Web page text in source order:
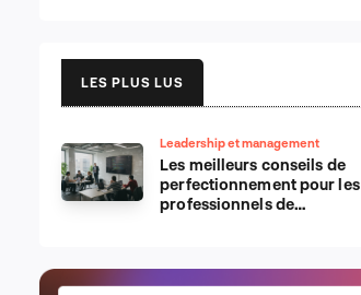
LES PLUS LUS
Leadership et management
Les meilleurs conseils de
perfectionnement pour les
professionnels de